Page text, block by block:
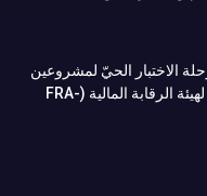
الاختبار الحيّ لمشروعين
في المختبر التنظيمي لهيئة الرقابة المالية (FRA-